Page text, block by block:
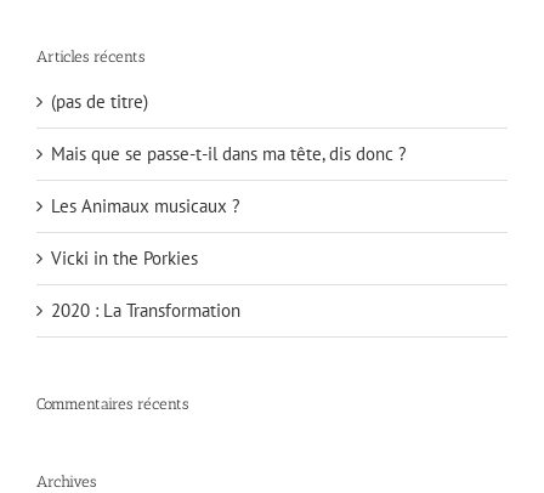
Articles récents
(pas de titre)
Mais que se passe-t-il dans ma tête, dis donc ?
Les Animaux musicaux ?
Vicki in the Porkies
2020 : La Transformation
Commentaires récents
Archives